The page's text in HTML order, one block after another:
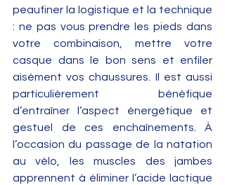
peaufiner la logistique et la technique
: ne pas vous prendre les pieds dans
votre combinaison, mettre votre
casque dans le bon sens et enfiler
aisément vos chaussures. Il est aussi
particulièrement bénéfique
d’entraîner l’aspect énergétique et
gestuel de ces enchaînements. À
l’occasion du passage de la natation
au vélo, les muscles des jambes
apprennent à éliminer l’acide lactique